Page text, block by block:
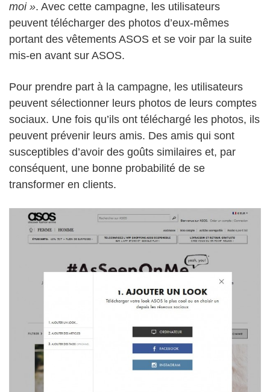
moi ». Avec cette campagne, les utilisateurs
peuvent télécharger des photos d’eux-mêmes
portant des vêtements ASOS et se voir par la suite
mis-en avant sur ASOS.
Pour prendre part à la campagne, les utilisateurs
peuvent sélectionner leurs photos de leurs comptes
sociaux. Une fois qu’ils ont téléchargé les photos, ils
peuvent prévenir leurs amis. Des amis qui sont
susceptibles d’avoir des goûts similaires et, par
conséquent, une bonne probabilité de se
transformer en clients.